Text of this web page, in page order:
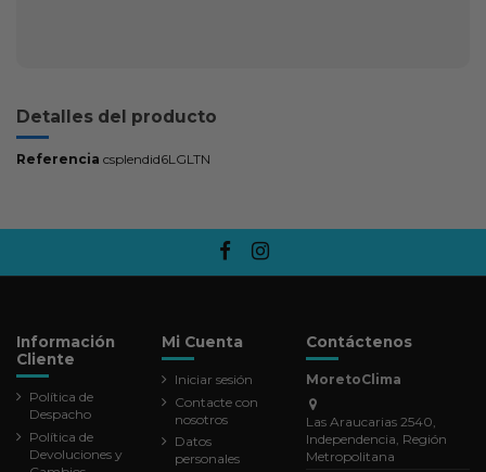
Detalles del producto
Referencia csplendid6LGLTN
Información
Cliente
Política de
Despacho
Política de
Devoluciones y
Mi Cuenta
Iniciar sesión
Contacte con
nosotros
Datos
personales
Contáctenos
MoretoClima
Las Araucarias 2540,
Independencia, Región
Metropolitana